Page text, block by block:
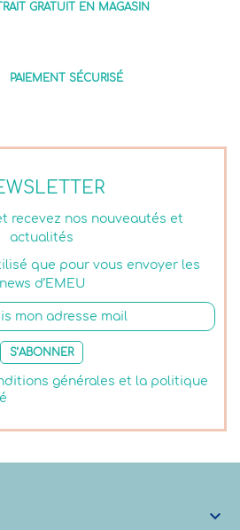
recevez nos nouveautés et
actualités
que pour vous envoyer les
news d’EMEU
S’ABONNER
générales et la politique
GRATUIT EN MAGASIN
PAIEMENT SÉCURISÉ
